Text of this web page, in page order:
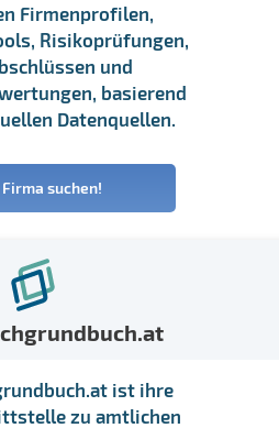
Firmenprofilen,
Risikoprüfungen,
und
basierend
Datenquellen.
suchen!
ist ihre
zu amtlichen